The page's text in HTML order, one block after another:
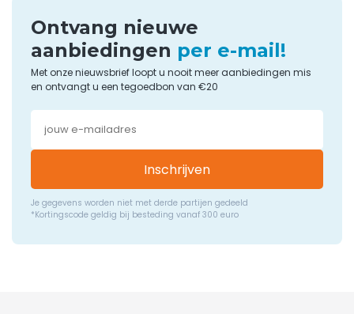
Ontvang nieuwe
aanbiedingen per e-mail!
Met onze nieuwsbrief loopt u nooit meer aanbiedingen mis
en ontvangt u een tegoedbon van €20
Inschrijven
Je gegevens worden niet met derde partijen gedeeld
*Kortingscode geldig bij besteding vanaf 300 euro